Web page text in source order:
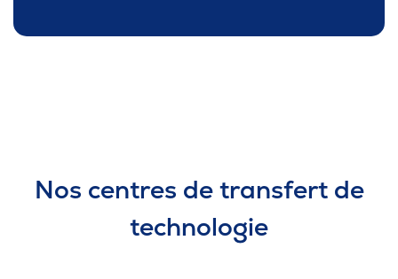
Nos centres de transfert de
technologie